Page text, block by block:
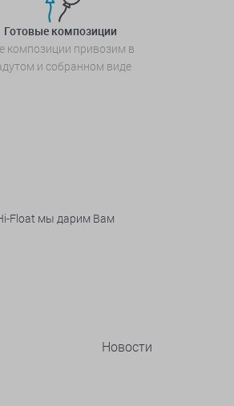
Готовые композиции
композиции привозим в
и собранном виде
Float мы дарим Вам
Новости